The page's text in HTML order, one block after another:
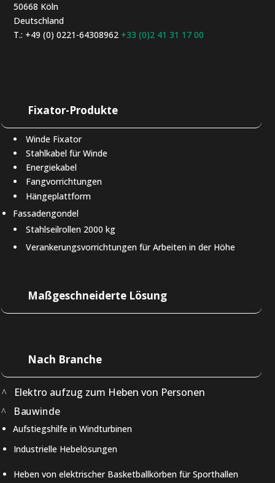
50668 Köln
Deutschland
T.: +49 (0) 0221-64308962 +33 (0)2 41 31 17 00
Fixator-Produkte
Winde Fixator
Stahlkabel für Winde
Energiekabel
Fangvorrichtungen
Hängeplattform
Fassadengondel
Stahlseilrollen 2000 kg
Verankerungsvorrichtungen für Arbeiten in der Höhe
Maßgeschneiderte Lösung
Nach Branche
Elektro aufzug zum Heben von Personen
Bauwinde
Aufstiegshilfe in Windturbinen
Industrielle Hebelösungen
Heben von elektrischer Basketballkörben für Sporthallen